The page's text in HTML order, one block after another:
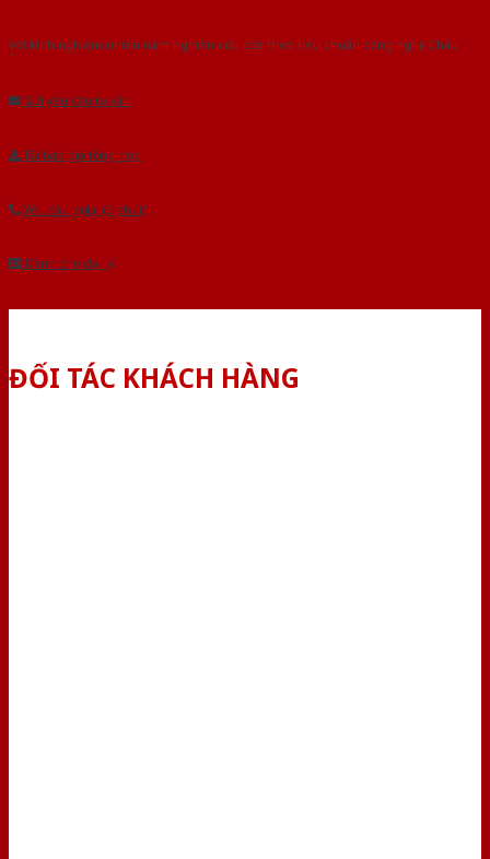
Với kinh nghiệm nhiêu năm nghiên cứu cửa theo tiêu chuẩn công nghệ Châu
Gửi yêu cầu tư vấn
Tải báo giá tổng hợp
Yêu cầu gọi lại (3 phút)
Dành cho đại lý
ĐỐI TÁC KHÁCH HÀNG